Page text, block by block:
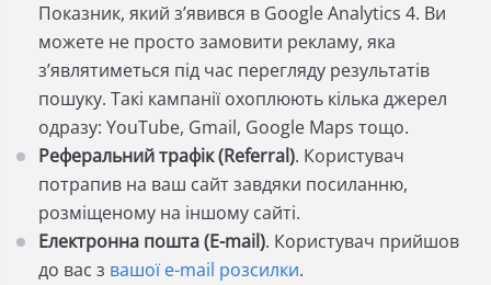
Показник, який з’явився в Google Analytics 4. Ви
можете не просто замовити рекламу, яка
з’являтиметься під час перегляду результатів
пошуку. Такі кампанії охоплюють кілька джерел
одразу: YouTube, Gmail, Google Maps тощо.
Реферальний трафік (Referral). Користувач
потрапив на ваш сайт завдяки посиланню,
розміщеному на іншому сайті.
Електронна пошта (E-mail). Користувач прийшов
до вас з вашої e-mail розсилки.